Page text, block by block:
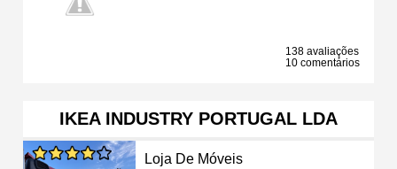
138 avaliações
10 comentários
IKEA INDUSTRY PORTUGAL LDA
Loja De Móveis